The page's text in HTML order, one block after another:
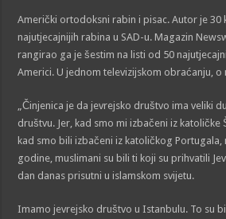
Američki ortodoksni rabin i pisac. Autor je 30
najutjecajnijih rabina u SAD-u. Magazin
rangirao ga je šestim na listi od 50
Americi. U jednom televizijskom obraćanju, o
„Činjenica je da jevrejsko društvo ima veliki
društvu. Jer, kad smo mi izbačeni iz katoličke
kad smo bili izbačeni iz katoličkog
godine, muslimani su bili ti koji su prihvatili
dan danas prisutni u islamskom svijetu.
Imamo jevrejsko društvo u Istanbulu. To su